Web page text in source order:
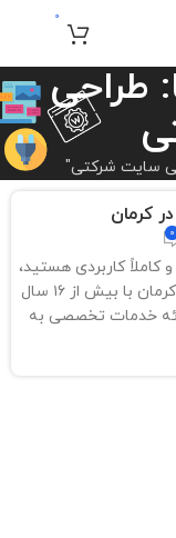
0
طراحی
سایت شرکتی"
کرمان
0
کاملاً کاربردی هستید،
آژانس دیجیتال مارکتینگ سرزمین آنلاین در کرمان با بیش از ۱۶ سال
خدمات تخصصی به